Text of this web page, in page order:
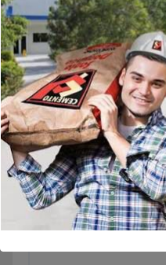
Buscar